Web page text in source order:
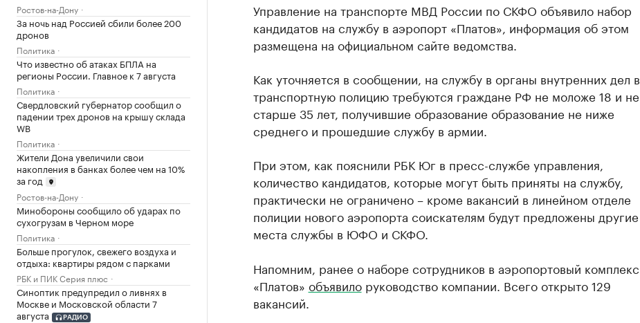
Ростов-на-Дону
За ночь над Россией сбили более 200
дронов
Политика
Что известно об атаках БПЛА на
регионы России. Главное к 7 августа
Политика
Свердловский губернатор сообщил о
падении трех дронов на крышу склада
WB
Политика
Жители Дона увеличили свои
накопления в банках более чем на 10%
за год
Ростов-на-Дону
Минобороны сообщило об ударах по
сухогрузам в Черном море
Политика
Больше прогулок, свежего воздуха и
отдыха: квартиры рядом с парками
РБК и ПИК Серия плюс
Синоптик предупредил о ливнях в
Москве и Московской области 7
августа
РАДИО
Управление на транспорте МВД России по СКФО объявило набор
кандидатов на службу в аэропорт «Платов», информация об этом
размещена на официальном сайте ведомства.
Как уточняется в сообщении, на службу в органы внутренних дел в
транспортную полицию требуются граждане РФ не моложе 18 и не
старше 35 лет, получившие образование образование не ниже
среднего и прошедшие службу в армии.
При этом, как пояснили РБК Юг в пресс-службе управления,
количество кандидатов, которые могут быть приняты на службу,
практически не ограничено – кроме вакансий в линейном отделе
полиции нового аэропорта соискателям будут предложены другие
места службы в ЮФО и СКФО.
Напомним, ранее о наборе сотрудников в аэропортовый комплекс
«Платов» объявилоруководство компании. Всего открыто 129
вакансий.